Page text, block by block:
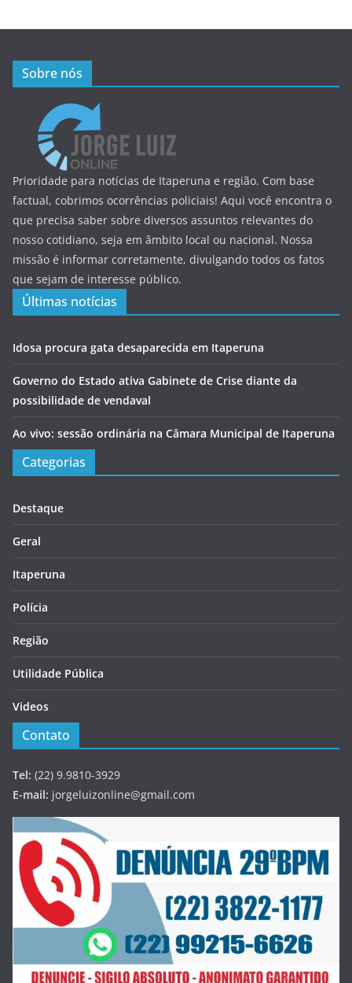
Sobre nós
Prioridade para notícias de Itaperuna e região. Com base
factual, cobrimos ocorrências policiais! Aqui você encontra o
que precisa saber sobre diversos assuntos relevantes do
nosso cotidiano, seja em âmbito local ou nacional. Nossa
missão é informar corretamente, divulgando todos os fatos
que sejam de interesse público.
Últimas notícias
Idosa procura gata desaparecida em Itaperuna
Governo do Estado ativa Gabinete de Crise diante da
possibilidade de vendaval
Ao vivo: sessão ordinária na Câmara Municipal de Itaperuna
Categorias
Destaque
Geral
Itaperuna
Polícia
Região
Utilidade Pública
Videos
Contato
Tel: (22) 9.9810-3929
E-mail: jorgeluizonline@gmail.com